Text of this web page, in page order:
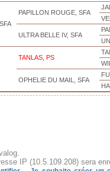
PAPILLON ROUGE, SFA
ULTRA BELLE IV, SFA
TANLAS, PS
OPHELIE DU MAIL, SFA
IP (10.5.109.208) sera